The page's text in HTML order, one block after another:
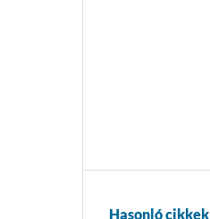
Hasonló cikkek